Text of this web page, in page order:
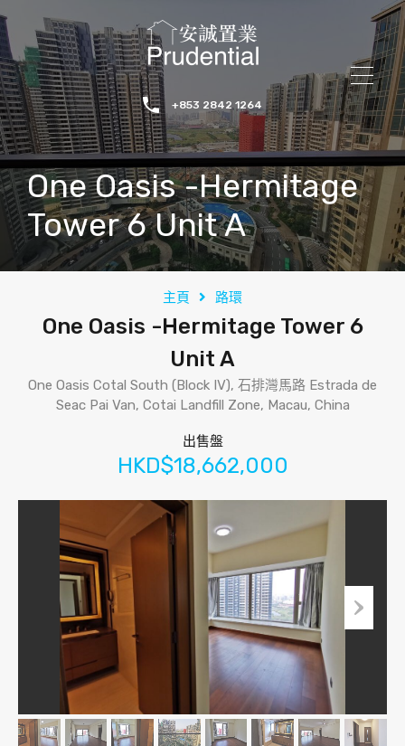
+853 2842 1264
One Oasis -Hermitage
Tower 6 Unit A
主頁 路環
One Oasis -Hermitage Tower 6
Unit A
One Oasis Cotal South (Block IV), 石排灣馬路 Estrada de
Seac Pai Van, Cotai Landfill Zone, Macau, China
出售盤
HKD$18,662,000